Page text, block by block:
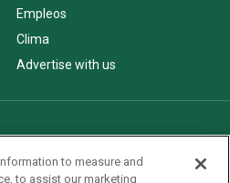
Empleos
Clima
Advertise with us
to measure and
to assist our marketing